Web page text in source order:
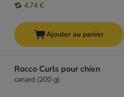
4,74 €
Ajouter au panier
Rocco Curls pour chien
canard (200 g)